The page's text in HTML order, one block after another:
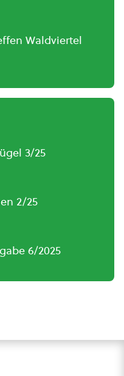
Waldviertel
3/25
2/25
6/2025